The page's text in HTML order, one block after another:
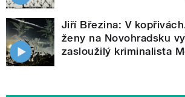
Jiří Březina: V
ženy na Novohradsku
zasloužilý kriminalista